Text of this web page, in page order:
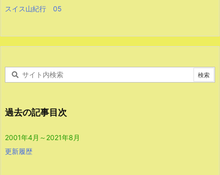
スイス山紀行 05
過去の記事目次
2001年4月～2021年8月
更新履歴